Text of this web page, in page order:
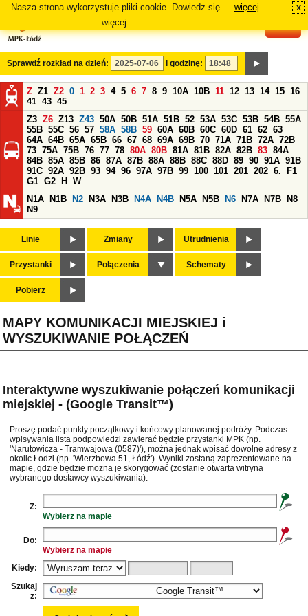
Nasza strona wykorzystuje pliki cookie. Dowiedz się
więcej.
więcej x
Sprawdź rozkład na dzień: i godzinę:
Z Z1 Z2 0 1 2 3 4 5 6 7 8 9 10A 10B 11 12 13 14 15 16
41 43 45
Z3 Z6 Z13 Z43 50A 50B 51A 51B 52 53A 53C 53B 54B 55A
55B 55C 56 57 58A 58B 59 60A 60B 60C 60D 61 62 63
64A 64B 65A 65B 66 67 68 69A 69B 70 71A 71B 72A 72B
73 75A 75B 76 77 78 80A 80B 81A 81B 82A 82B 83 84A
84B 85A 85B 86 87A 87B 88A 88B 88C 88D 89 90 91A 91B
91C 92A 92B 93 94 96 97A 97B 99 100 101 201 202 6.
F1
G1 G2 H
W
N1A
N1B N2 N3A N3B N4A N4B N5A N5B N6 N7A N7B
N8
N9
Linie Zmiany Utrudnienia
Przystanki Połączenia Schematy
Pobierz
MAPY KOMUNIKACJI MIEJSKIEJ i
WYSZUKIWANIE POŁĄCZEŃ
Interaktywne wyszukiwanie połączeń komunikacji
miejskiej - (Google Transit™)
Proszę podać punkty początkowy i końcowy planowanej podróży. Podczas
wpisywania lista podpowiedzi zawierać będzie przystanki MPK (np.
'Narutowicza - Tramwajowa (0587)'), można jednak wpisać dowolne adresy z
okolic Łodzi (np. 'Wierzbowa 51, Łódź'). Wyniki zostaną zaprezentowane na
mapie, gdzie będzie można je skorygować (zostanie otwarta witryna
wybranego dostawcy wyszukiwania).
Z:
Wybierz na mapie
Do:
Wybierz na mapie
Kiedy:
Szukaj
z: